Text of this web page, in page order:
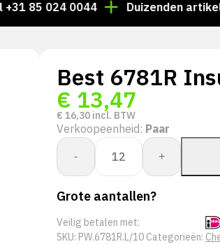
024 0044 Duizenden artikelen
Best 6781R
€ 13,47
€ 16,30 incl. BTW
Verkoopeenheid: Paar
-
Best
6781R
Insulated
Neo
aantal
+
Grote aantallen?
Veilig betalen met:
SKU: PW.6781R.L/10 Categorieën: